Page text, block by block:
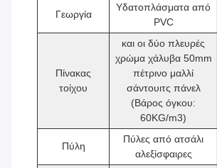
Γεωργία
Υδατοπλάσματα από
PVC
Πίνακας
τοίχου
και οι δύο πλευρές
χρώμα χάλυβα 50mm
πέτρινο μαλλί
σάντουιτς πάνελ
(Βάρος όγκου:
60KG/m3)
Πύλη
Πύλες από ατσάλι
αλεξίσφαιρες